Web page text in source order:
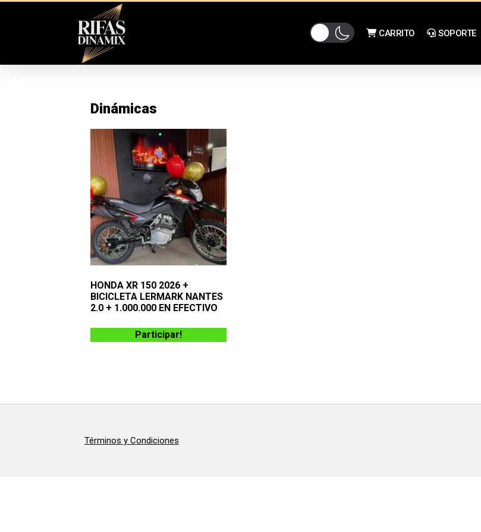
CARRITO SOPORTE
Dinámicas
HONDA XR 150 2026 +
BICICLETA LERMARK NANTES
2.0 + 1.000.000 EN EFECTIVO
Participar!
Términos y Condiciones